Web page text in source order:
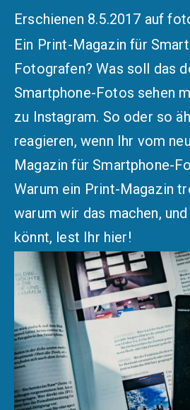
Sandra 8. Mai 2017
Erschienen 8.5.2017 auf
Ein Print-Magazin für
Fotografen? Was soll das
Smartphone-Fotos sehen
zu Instagram. So oder so
reagieren, wenn Ihr vom
Magazin für Smartphone-
Warum ein Print-Magazin
warum wir das machen,
könnt, lest Ihr hier!